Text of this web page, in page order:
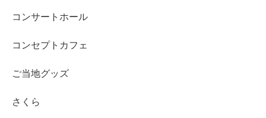
コンサートホール
コンセプトカフェ
ご当地グッズ
さくら